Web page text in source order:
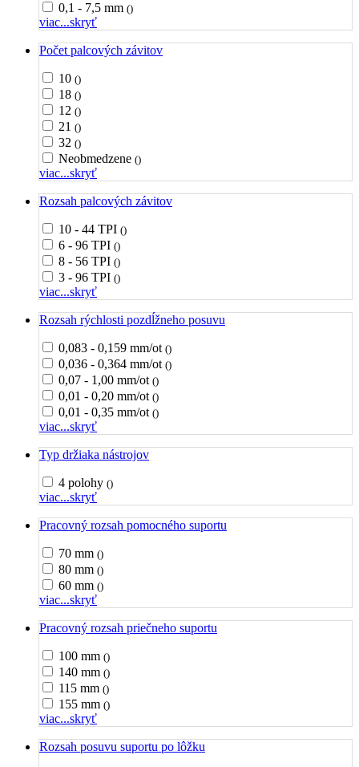
0,1 - 7,5 mm ()
viac...skryť
Počet palcových závitov
10 ()
18 ()
12 ()
21 ()
32 ()
Neobmedzene ()
viac...skryť
Rozsah palcových závitov
10 - 44 TPI ()
6 - 96 TPI ()
8 - 56 TPI ()
3 - 96 TPI ()
viac...skryť
Rozsah rýchlosti pozdĺžneho posuvu
0,083 - 0,159 mm/ot ()
0,036 - 0,364 mm/ot ()
0,07 - 1,00 mm/ot ()
0,01 - 0,20 mm/ot ()
0,01 - 0,35 mm/ot ()
viac...skryť
Typ držiaka nástrojov
4 polohy ()
viac...skryť
Pracovný rozsah pomocného suportu
70 mm ()
80 mm ()
60 mm ()
viac...skryť
Pracovný rozsah priečneho suportu
100 mm ()
140 mm ()
115 mm ()
155 mm ()
viac...skryť
Rozsah posuvu suportu po lôžku